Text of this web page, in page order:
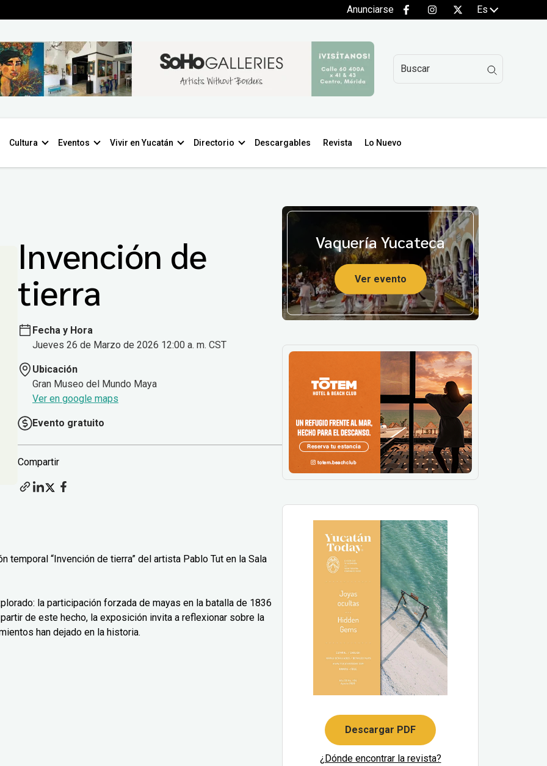
Anunciarse Es
Cultura Eventos Vivir en Yucatán Directorio Descargables Revista Lo Nuevo
Invención de
tierra
Fecha y Hora
Jueves 26 de Marzo de 2026 12:00 a. m. CST
Ubicación
Gran Museo del Mundo Maya
Ver en google maps
Evento gratuito
Compartir
“Invención de tierra” del artista Pablo Tut en la Sala
la participación forzada de mayas en la batalla de 1836
de este hecho, la exposición invita a reflexionar sobre la
han dejado en la historia.
Vaquería Yucateca
Ver evento
Descargar PDF
¿Dónde encontrar la revista?